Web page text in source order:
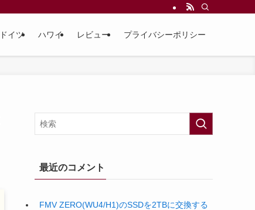
ドイツ ハワイ レビュー プライバシーポリシー
最近のコメント
FMV ZERO(WU4/H1)のSSDを2TBに交換する